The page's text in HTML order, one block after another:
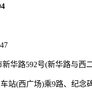
华路592号(新华路与西
站(西广场)乘9路、纪念